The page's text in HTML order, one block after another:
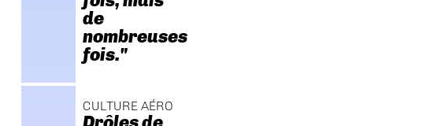
de
nombreuses
fois."
CULTURE AÉRO